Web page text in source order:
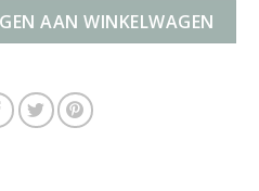
AAN WINKELWAGEN